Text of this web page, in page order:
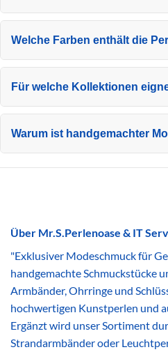
Welche Farben enthält die
Für welche Kollektionen
Warum ist handgemachter
Über Mr.S.Perlenoase & IT
"Exklusiver Modeschmuck für
handgemachte Schmuckstücke
Armbänder, Ohrringe und
hochwertigen Kunstperlen und
Ergänzt wird unser Sortiment
Strandarmbänder oder